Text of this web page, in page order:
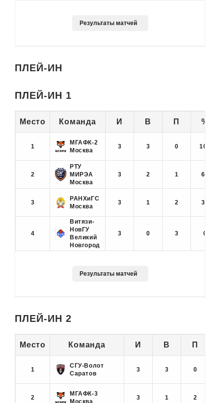
ПЛЕЙ-ИН
ПЛЕЙ-ИН 1
Место Команда И В П %
1
МГАФК-2
Москва
3 3 0 100
2
РТУ
МИРЭА
Москва
3 2 1 67
3
РАНХиГС
Москва
3 1 2 33
4
Витязи-
НовГУ
Великий
Новгород
3 0 3 0
ПЛЕЙ-ИН 2
Место Команда И В П
1
СГУ-Волот
Саратов
3 3 0
2
МГАФК-3
Москва
3 1 2